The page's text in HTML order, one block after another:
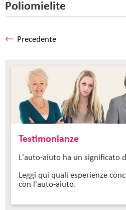
Poliomielite
Precedente
Testimonianze
L'auto-aiuto ha un significato
Leggi qui quali esperienze
con l'auto-aiuto.